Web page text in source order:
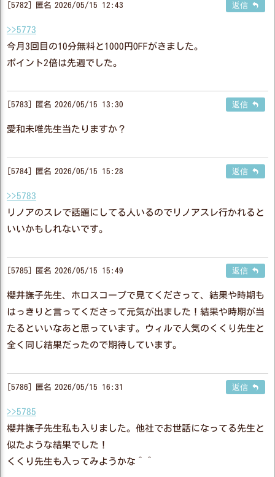
5782 匿名 2026/05/15 12:43 返信
>>5773
今月3回目の10分無料と1000円OFFがきました。
ポイント2倍は先週でした。
5783 匿名 2026/05/15 13:30 返信
愛和未唯先生当たりますか？
5784 匿名 2026/05/15 15:28 返信
>>5783
リノアのスレで話題にしてる人いるのでリノアスレ行かれると
いいかもしれないです。
5785 匿名 2026/05/15 15:49 返信
櫻井撫子先生、ホロスコープで見てくださって、結果や時期も
はっきりと言ってくださって元気が出ました！結果や時期が当
たるといいなあと思っています。ウィルで人気のくくり先生と
全く同じ結果だったので期待しています。
5786 匿名 2026/05/15 16:31 返信
>>5785
櫻井撫子先生私も入りました。他社でお世話になってる先生と
似たような結果でした！
くくり先生も入ってみようかな＾＾